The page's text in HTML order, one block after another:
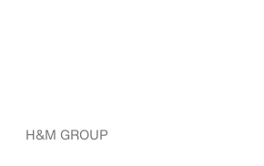
H&M GROUP